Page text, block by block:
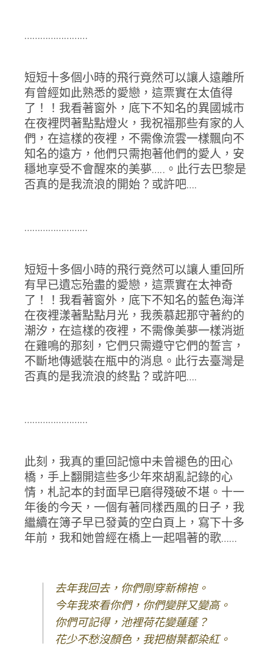
……………………
短短十多個小時的飛行竟然可以讓人遠離所
有曾經如此熟悉的愛戀，這票實在太值得
了！！我看著窗外，底下不知名的異國城市
在夜裡閃著點點燈火，我祝福那些有家的人
們，在這樣的夜裡，不需像流雲一樣飄向不
知名的遠方，他們只需抱著他們的愛人，安
穩地享受不會醒來的美夢…..。此行去巴黎是
否真的是我流浪的開始？或許吧….
……………………
短短十多個小時的飛行竟然可以讓人重回所
有早已遺忘殆盡的愛戀，這票實在太神奇
了！！我看著窗外，底下不知名的藍色海洋
在夜裡漾著點點月光，我羨慕起那守著約的
潮汐，在這樣的夜裡，不需像美夢一樣消逝
在雞鳴的那刻，它們只需遵守它們的誓言，
不斷地傳遞裝在瓶中的消息。此行去臺灣是
否真的是我流浪的終點？或許吧….
……………………
此刻，我真的重回記憶中未曾褪色的田心
橋，手上翻開這些多少年來胡亂記錄的心
情，札記本的封面早已磨得殘破不堪。十一
年後的今天，一個有著同樣西風的日子，我
繼續在簿子早已發黃的空白頁上，寫下十多
年前，我和她曾經在橋上一起唱著的歌……
去年我回去，你們剛穿新棉袍。
今年我來看你們，你們變胖又變高。
你們可記得，池裡荷花變蓮蓬？
花少不愁沒顏色，我把樹葉都染紅。